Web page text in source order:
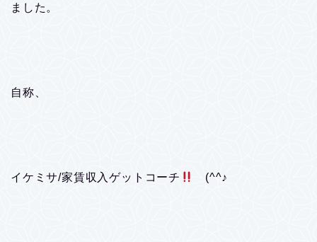
ました。
自称、
イケミサ/家賃収入ゲットコーチ (^^♪